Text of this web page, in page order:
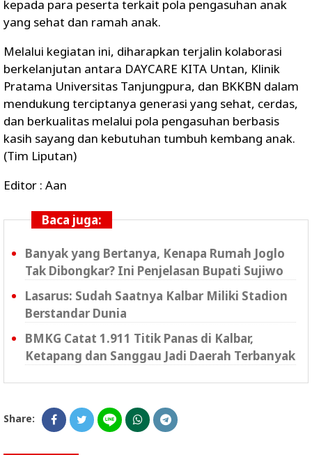
kepada para peserta terkait pola pengasuhan anak
yang sehat dan ramah anak.
Melalui kegiatan ini, diharapkan terjalin kolaborasi
berkelanjutan antara DAYCARE KITA Untan, Klinik
Pratama Universitas Tanjungpura, dan BKKBN dalam
mendukung terciptanya generasi yang sehat, cerdas,
dan berkualitas melalui pola pengasuhan berbasis
kasih sayang dan kebutuhan tumbuh kembang anak.
(Tim Liputan)
Editor : Aan
Baca juga:
Banyak yang Bertanya, Kenapa Rumah Joglo
Tak Dibongkar? Ini Penjelasan Bupati Sujiwo
Lasarus: Sudah Saatnya Kalbar Miliki Stadion
Berstandar Dunia
BMKG Catat 1.911 Titik Panas di Kalbar,
Ketapang dan Sanggau Jadi Daerah Terbanyak
Share: